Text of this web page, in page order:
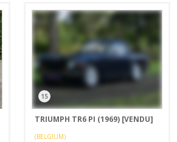
15
TRIUMPH TR6 PI (1969) [VENDU]
(BELGIUM)